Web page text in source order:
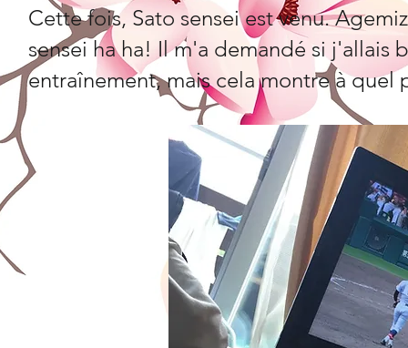
Cette fois, Sato sensei est venu.
sensei ha ha! Il m'a demandé si j'allais
entraînement, mais cela montre à quel